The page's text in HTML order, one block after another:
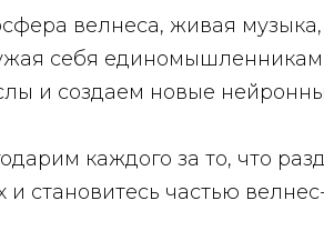
велнеса, живая
себя
и создаем новые
каждого за то, что
и становитесь частью